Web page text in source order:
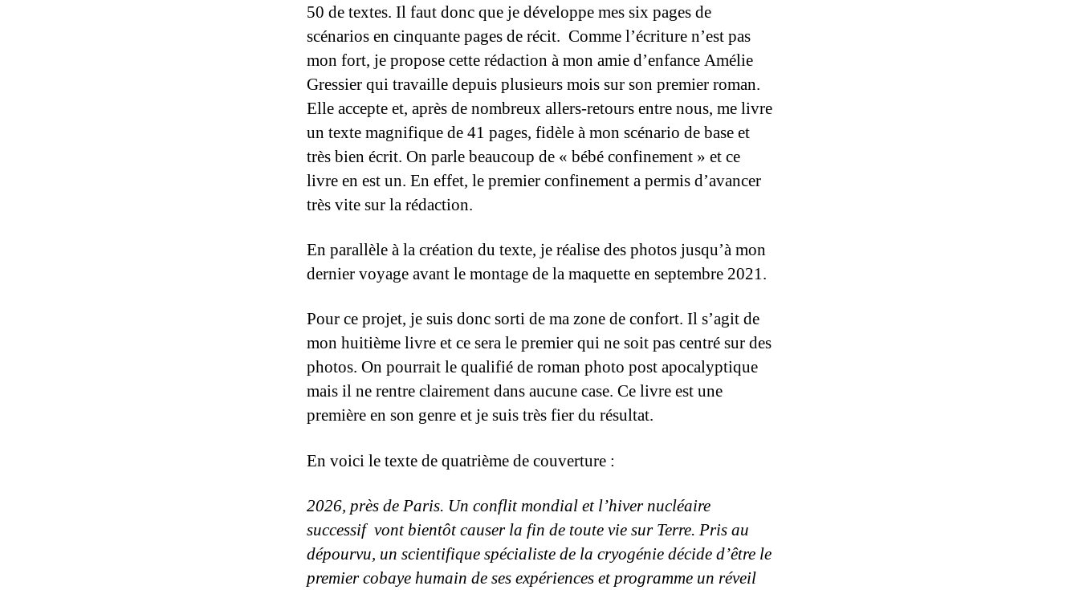
50 de textes. Il faut donc que je développe mes six pages de
scénarios en cinquante pages de récit. Comme l’écriture n’est pas
mon fort, je propose cette rédaction à mon amie d’enfance Amélie
Gressier qui travaille depuis plusieurs mois sur son premier roman.
Elle accepte et, après de nombreux allers-retours entre nous, me livre
un texte magnifique de 41 pages, fidèle à mon scénario de base et
très bien écrit. On parle beaucoup de « bébé confinement » et ce
livre en est un. En effet, le premier confinement a permis d’avancer
très vite sur la rédaction.
En parallèle à la création du texte, je réalise des photos jusqu’à mon
dernier voyage avant le montage de la maquette en septembre 2021.
Pour ce projet, je suis donc sorti de ma zone de confort. Il s’agit de
mon huitième livre et ce sera le premier qui ne soit pas centré sur des
photos. On pourrait le qualifié de roman photo post apocalyptique
mais il ne rentre clairement dans aucune case. Ce livre est une
première en son genre et je suis très fier du résultat.
En voici le texte de quatrième de couverture :
2026, près de Paris. Un conflit mondial et l’hiver nucléaire
successif vont bientôt causer la fin de toute vie sur Terre. Pris au
dépourvu, un scientifique spécialiste de la cryogénie décide d’être le
premier cobaye humain de ses expériences et programme un réveil